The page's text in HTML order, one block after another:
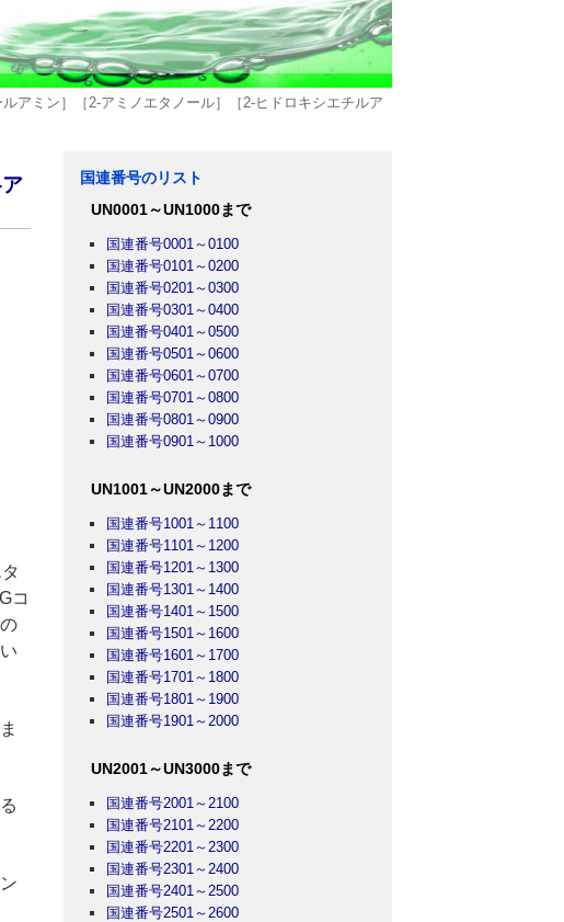
アミン］［2-アミノエタノール］［2-ヒドロキシエチルア
コ
国連番号のリスト
UN0001～UN1000まで
国連番号0001～0100
国連番号0101～0200
国連番号0201～0300
国連番号0301～0400
国連番号0401～0500
国連番号0501～0600
国連番号0601～0700
国連番号0701～0800
国連番号0801～0900
国連番号0901～1000
UN1001～UN2000まで
国連番号1001～1100
国連番号1101～1200
国連番号1201～1300
国連番号1301～1400
国連番号1401～1500
国連番号1501～1600
国連番号1601～1700
国連番号1701～1800
国連番号1801～1900
国連番号1901～2000
UN2001～UN3000まで
国連番号2001～2100
国連番号2101～2200
国連番号2201～2300
国連番号2301～2400
国連番号2401～2500
国連番号2501～2600